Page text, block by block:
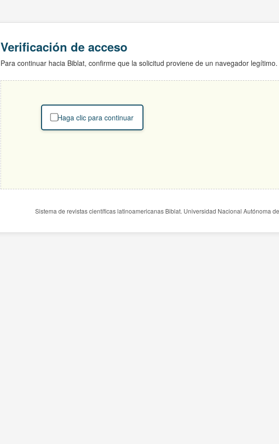
Verificación de acceso
Para continuar hacia Biblat, confirme que la solicitud proviene de un navegador legítimo.
Haga clic para continuar
Sistema de revistas científicas latinoamericanas Biblat. Universidad Nacional Autónoma